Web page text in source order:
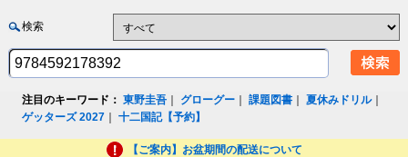
検索
注目のキーワード： 東野圭吾 グローグー ｜課題図書 ｜夏休みドリル｜
ゲッターズ 2027 ｜十二国記【予約】
【ご案内】お盆期間の配送について